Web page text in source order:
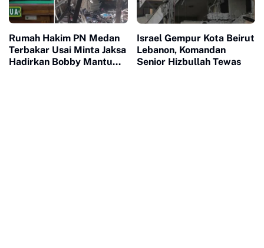
Rumah Hakim PN Medan
Terbakar Usai Minta Jaksa
Hadirkan Bobby Mantu
Israel Gempur Kota Beirut
Lebanon, Komandan
Senior Hizbullah Tewas